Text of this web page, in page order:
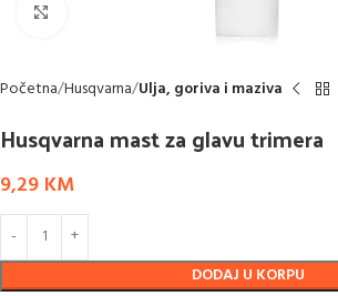
Početna Husqvarna Ulja, goriva i maziva
Husqvarna mast za glavu trimera
9,29 KM
DODAJ U KORPU